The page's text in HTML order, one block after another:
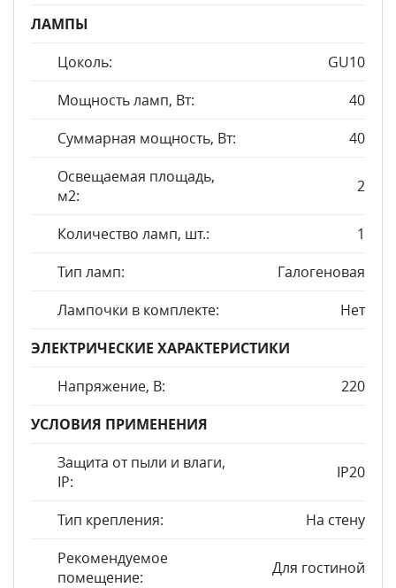
ЛАМПЫ
Цоколь:
GU10
Мощность ламп, Вт:
40
Суммарная мощность, Вт:
40
Освещаемая площадь,
м2:
2
Количество ламп, шт.:
1
Тип ламп:
Галогеновая
Лампочки в комплекте:
Нет
ЭЛЕКТРИЧЕСКИЕ ХАРАКТЕРИСТИКИ
Напряжение, В:
220
УСЛОВИЯ ПРИМЕНЕНИЯ
Защита от пыли и влаги,
IP:
IP20
Тип крепления:
На стену
Рекомендуемое
помещение:
Для гостиной